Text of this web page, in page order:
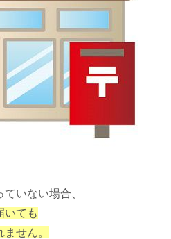
いない場合、
いても
せん。